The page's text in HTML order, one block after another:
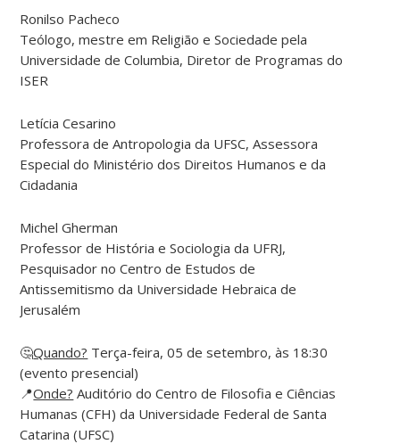
Ronilso Pacheco
Teólogo, mestre em Religião e Sociedade pela
Universidade de Columbia, Diretor de Programas do
ISER
Letícia Cesarino
Professora de Antropologia da UFSC, Assessora
Especial do Ministério dos Direitos Humanos e da
Cidadania
Michel Gherman
Professor de História e Sociologia da UFRJ,
Pesquisador no Centro de Estudos de
Antissemitismo da Universidade Hebraica de
Jerusalém
🤔Quando? Terça-feira, 05 de setembro, às 18:30
(evento presencial)
📍Onde? Auditório do Centro de Filosofia e Ciências
Humanas (CFH) da Universidade Federal de Santa
Catarina (UFSC)